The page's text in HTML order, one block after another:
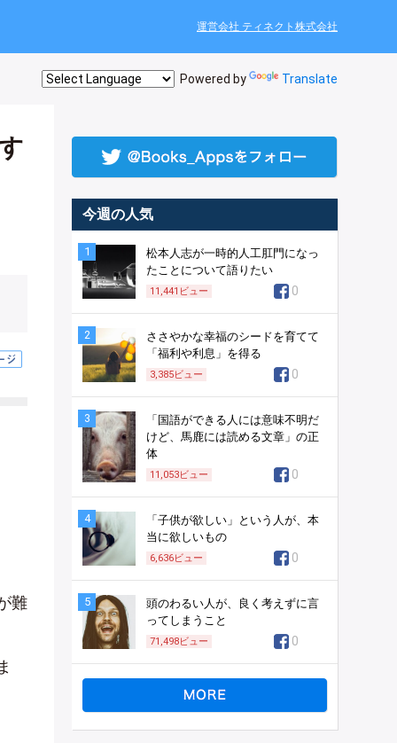
運営会社 ティネクト株式会社
Powered by Translate
難
今週の人気
1
松本人志が一時的人工肛門になっ
たことについて語りたい
11,441 ビュー 0
2
ささやかな幸福のシードを育てて
「福利や利息」を得る
3,385ビュー 0
3
「国語ができる人には意味不明だ
けど、馬鹿には読める文章」の正
体
11,053ビュー 0
4
「子供が欲しい」という人が、本
当に欲しいもの
6,636ビュー 0
5
頭のわるい人が、良く考えずに言
ってしまうこと
71,498ビュー 0